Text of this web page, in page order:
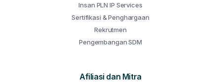
Insan PLN IP Services
Sertifikasi & Penghargaan
Rekrutmen
Pengembangan SDM
Afiliasi dan Mitra